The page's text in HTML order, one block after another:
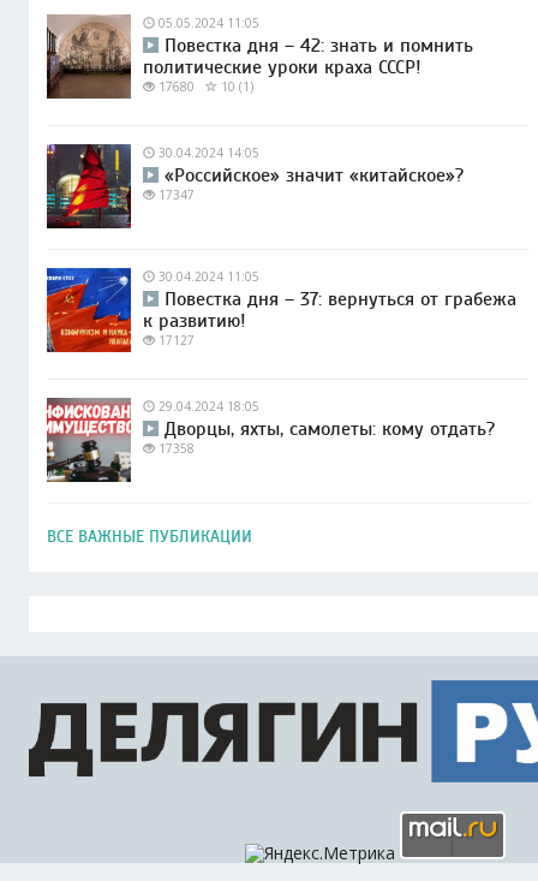
05.05.2024 11:05
Повестка дня – 42: знать и помнить
политические уроки краха СССР!
17680 10 (1)
30.04.2024 14:05
«Российское» значит «китайское»?
17347
30.04.2024 11:05
Повестка дня – 37: вернуться от грабежа
к развитию!
17127
29.04.2024 18:05
Дворцы, яхты, самолеты: кому отдать?
17358
ВСЕ ВАЖНЫЕ ПУБЛИКАЦИИ